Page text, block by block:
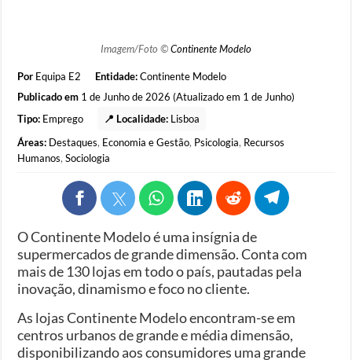
Imagem/Foto ©Continente Modelo
Por Equipa E2 Entidade:Continente Modelo
Publicado em 1 de Junho de 2026 (Atualizado em 1 de Junho)
Tipo: Emprego 📍 Localidade: Lisboa
Áreas: Destaques, Economia e Gestão, Psicologia, Recursos
Humanos,Sociologia
O Continente Modelo é uma insígnia de
supermercados de grande dimensão. Conta com
mais de 130 lojas em todo o país, pautadas pela
inovação, dinamismo e foco no cliente.
As lojas Continente Modelo encontram-se em
centros urbanos de grande e média dimensão,
disponibilizando aos consumidores uma grande